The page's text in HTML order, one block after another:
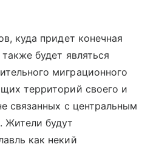
куда придет конечная
будет являться
миграционного
территорий своего и
связанных с центральным
Жители будут
как некий